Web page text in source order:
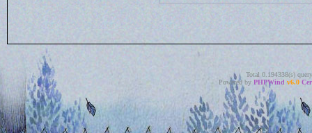
Total 0.194338(s)
Powered by PHPWind v6.0